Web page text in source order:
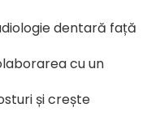
dentară față
cu un
și crește